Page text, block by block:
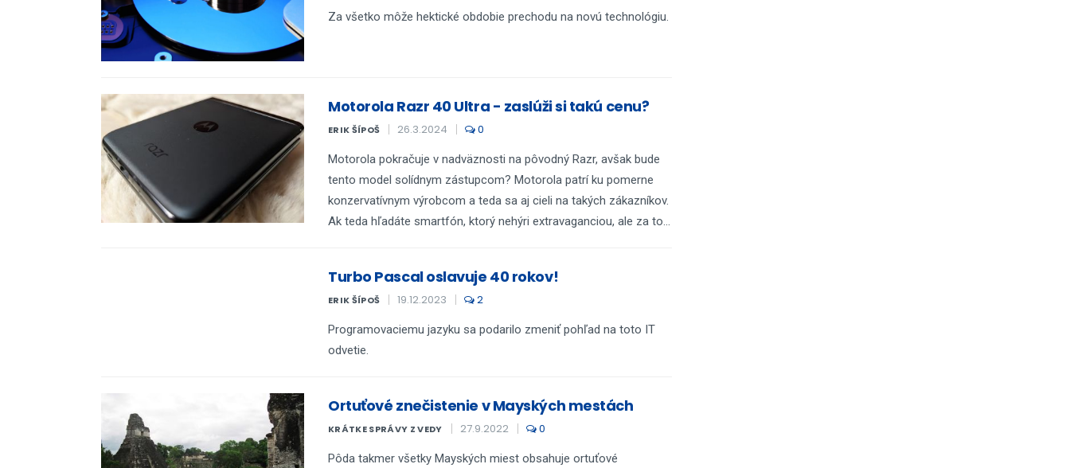
Za všetko môže hektické obdobie prechodu na novú technológiu.
Motorola Razr 40 Ultra - zaslúži si takú cenu?
ERIK ŠÍPOŠ 26.3.2024 0
Motorola pokračuje v nadväznosti na pôvodný Razr, avšak bude
tento model solídnym zástupcom? Motorola patrí ku pomerne
konzervatívnym výrobcom a teda sa aj cieli na takých zákazníkov.
Ak teda hľadáte smartfón, ktorý nehýri extravaganciou, ale za to...
Turbo Pascal oslavuje 40 rokov!
ERIK ŠÍPOŠ 19.12.2023 2
Programovaciemu jazyku sa podarilo zmeniť pohľad na toto IT
odvetie.
Ortuťové znečistenie v Mayských mestách
KRÁTKE SPRÁVY Z VEDY 27.9.2022 0
Pôda takmer všetky Mayských miest obsahuje ortuťové